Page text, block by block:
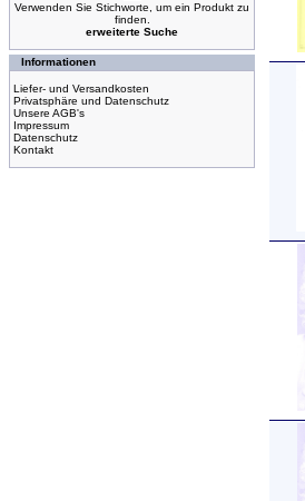
Verwenden Sie Stichworte, um ein Produkt zu
finden.
erweiterte Suche
Informationen
Liefer- und Versandkosten
Privatsphäre und Datenschutz
Unsere AGB's
Impressum
Datenschutz
Kontakt